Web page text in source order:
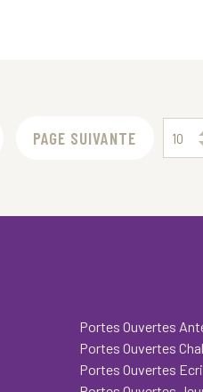
PAGE SUIVANTE 10
Portes Ouvertes
Portes Ouvertes
Portes Ouvertes